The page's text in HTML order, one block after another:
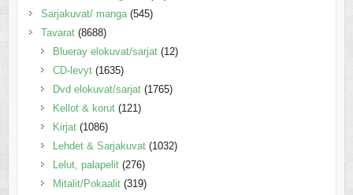
Sarjakuvat/ manga (545)
Tavarat (8688)
Blueray elokuvat/sarjat (12)
CD-levyt (1635)
Dvd elokuvat/sarjat (1765)
Kellot & korut (121)
Kirjat (1086)
Lehdet & Sarjakuvat (1032)
Lelut, palapelit (276)
Mitalit/Pokaalit (319)